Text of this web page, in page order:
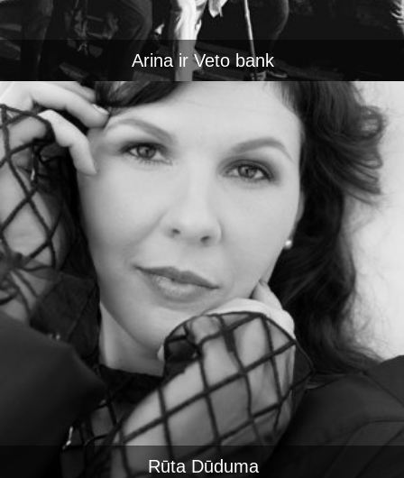
Arina ir Veto bank
Rūta Dūduma